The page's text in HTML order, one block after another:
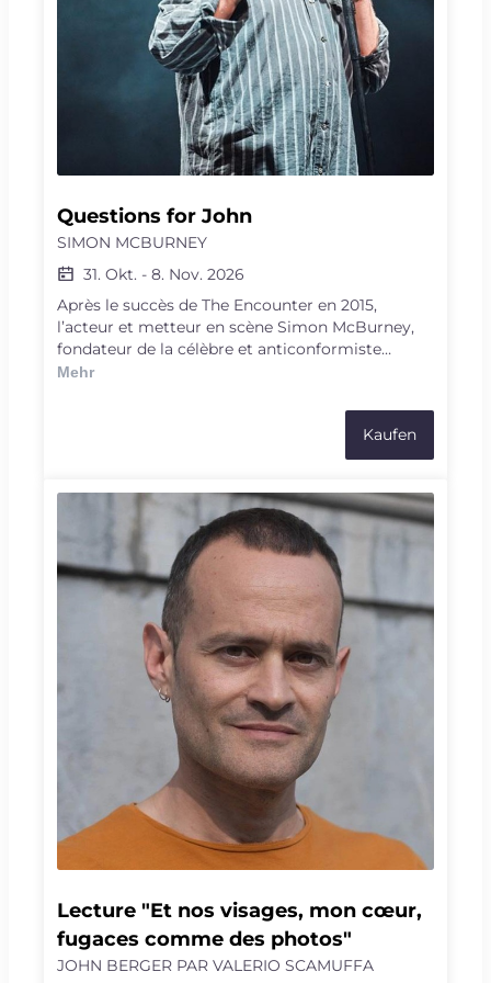
Questions for John
SIMON MCBURNEY
31. Okt. - 8. Nov. 2026
Après le succès de The Encounter en 2015,
l’acteur et metteur en scène Simon McBurney,
fondateur de la célèbre et anticonformiste
compagnie anglaise Complicité, revient enfin à
McBurney a encore des questions à lui poser. Ils
se connaissent bien : ils se sont fréquentés et ont
dialogué durant plus de 25 ans. Face aux guerres,
cherchent, aux savoirs qui peinent à se traduire
en actes, qu’est-il advenu aux liens qui nous
unissent ? Pourquoi détruisons-nous ce que
nous aimons ? Et que peut l'art aujourd'hui ?
Simon McBurney est un raconteur d’histoire
enthousiaste et alerte – nul autre ne sait mieux
que lui mêler récits et technologies, images et
mouvements dans des paroles incarnées et
vivantes. Seul en scène, l’acteur britannique
interroge celui qui fut son compagnon d’esprit,
John Berger. Alors s’ouvre à nouveau le temps
de la question et du poème, quand le présent
s’arrête et que les questions fourmillent – et que
l’envie d’agir se recharge d’une puissance fertile.
Mehr
Kaufen
Lecture "Et nos visages, mon cœur,
fugaces comme des photos"
JOHN BERGER PAR VALERIO SCAMUFFA